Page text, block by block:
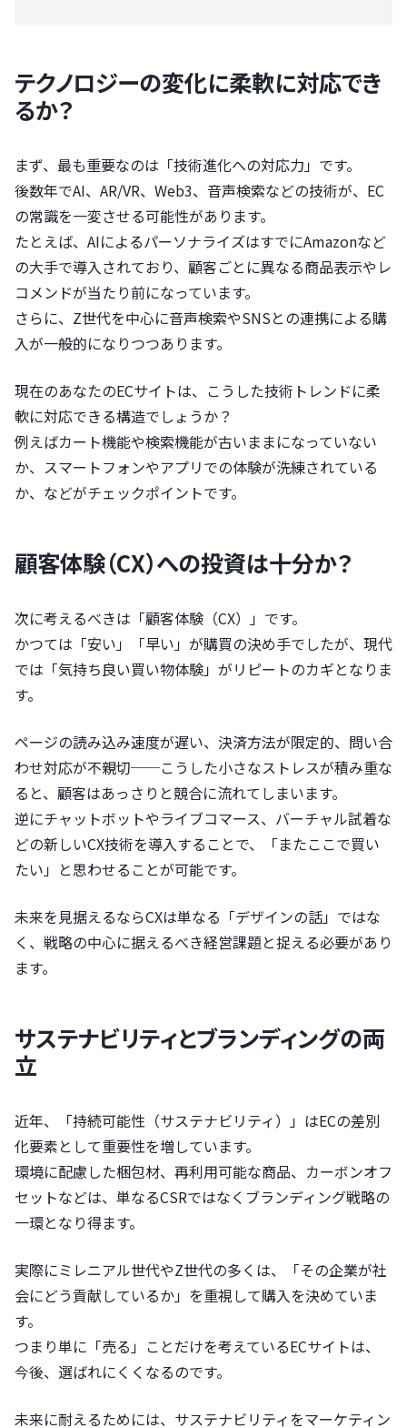
テクノロジーの変化に柔軟に対応でき
るか？
まず、最も重要なのは「技術進化への対応力」です。
後数年でAI、AR/VR、Web3、音声検索などの技術が、EC
の常識を一変させる可能性があります。
たとえば、AIによるパーソナライズはすでにAmazonなど
の大手で導入されており、顧客ごとに異なる商品表示やレ
コメンドが当たり前になっています。
さらに、Z世代を中心に音声検索やSNSとの連携による購
入が一般的になりつつあります。
現在のあなたのECサイトは、こうした技術トレンドに柔
軟に対応できる構造でしょうか？
例えばカート機能や検索機能が古いままになっていない
か、スマートフォンやアプリでの体験が洗練されている
か、などがチェックポイントです。
顧客体験（CX）への投資は十分か？
次に考えるべきは「顧客体験（CX）」です。
かつては「安い」「早い」が購買の決め手でしたが、現代
では「気持ち良い買い物体験」がリピートのカギとなりま
す。
ページの読み込み速度が遅い、決済方法が限定的、問い合
わせ対応が不親切──こうした小さなストレスが積み重な
ると、顧客はあっさりと競合に流れてしまいます。
逆にチャットボットやライブコマース、バーチャル試着な
どの新しいCX技術を導入することで、「またここで買い
たい」と思わせることが可能です。
未来を見据えるならCXは単なる「デザインの話」ではな
く、戦略の中心に据えるべき経営課題と捉える必要があり
ます。
サステナビリティとブランディングの両
立
近年、「持続可能性（サステナビリティ）」はECの差別
化要素として重要性を増しています。
環境に配慮した梱包材、再利用可能な商品、カーボンオフ
セットなどは、単なるCSRではなくブランディング戦略の
一環となり得ます。
実際にミレニアル世代やZ世代の多くは、「その企業が社
会にどう貢献しているか」を重視して購入を決めていま
す。
つまり単に「売る」ことだけを考えているECサイトは、
今後、選ばれにくくなるのです。
未来に耐えるためには、サステナビリティをマーケティン